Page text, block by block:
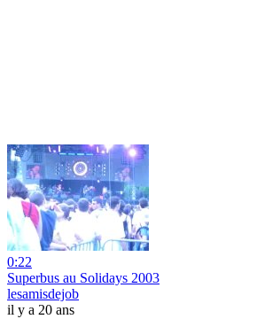
0:22
Superbus au Solidays 2003
lesamisdejob
il y a 20 ans